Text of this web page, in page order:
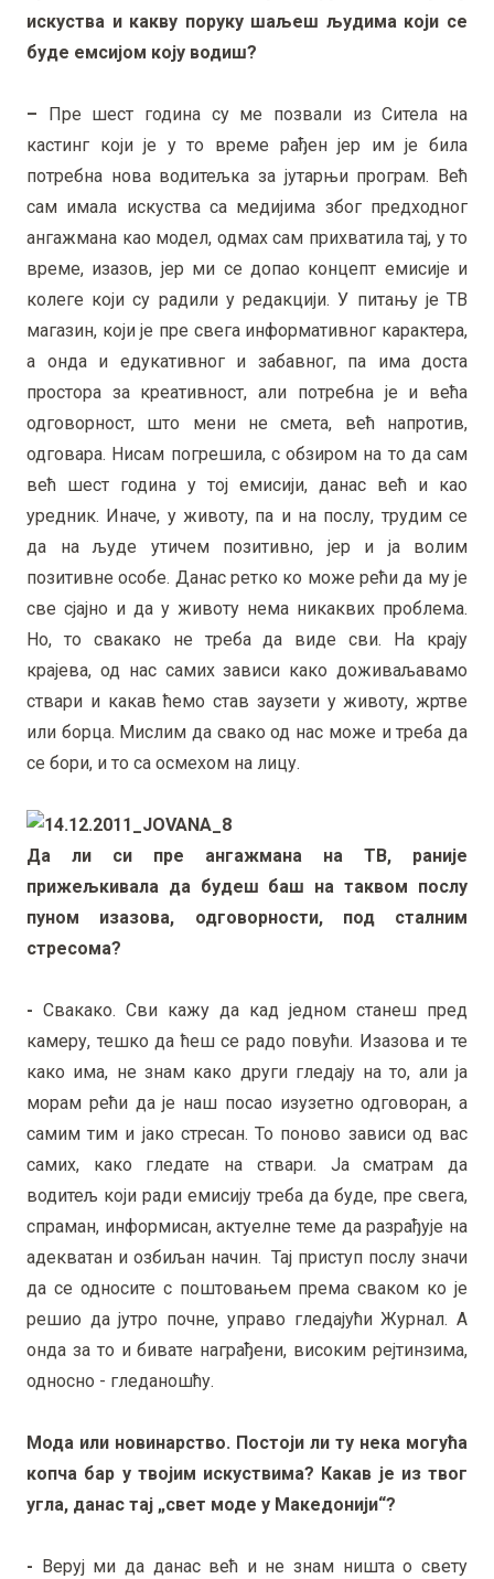
искуства и какву поруку шаљеш људима који се
буде емсијом коју водиш?
–
Пре шест година су ме позвали из Ситела на
кастинг који је у то време рађен јер им је била
потребна нова водитељка за јутарњи програм. Већ
сам имала искуства са медијима због предходног
ангажмана као модел, одмах сам прихватила тај, у то
време, изазов, јер ми се допао концепт емисије и
колеге који су радили у редакцији. У питању је ТВ
магазин, који је пре свега информативног карактера,
а онда и едукативног и забавног, па има доста
простора за креативност, али потребна је и већа
одговорност, што мени не смета, већ напротив,
одговара. Нисам погрешила, с обзиром на то да сам
већ шест година у тој емисији, данас већ и као
уредник. Иначе, у животу, па и на послу, трудим се
да на људе утичем позитивно, јер и ја волим
позитивне особе. Данас ретко ко може рећи да му је
све сјајно и да у животу нема никаквих проблема.
Но, то свакако не треба да виде сви. На крају
крајева, од нас самих зависи како доживаљавамо
ствари и какав ћемо став заузети у животу, жртве
или борца. Мислим да свако од нас може и треба да
се бори, и то са осмехом на лицу.
Да ли си пре ангажмана на ТВ, раније
прижељкивала да будеш баш на таквом послу
пуном изазова, одговорности, под сталним
стресома?
- Свакако. Сви кажу да кад једном станеш пред
камеру, тешко да ћеш се радо повући. Изазова и те
како има, не знам како други гледају на то, али ја
морам рећи да је наш посао изузетно одговоран, а
самим тим и јако стресан. То поново зависи од вас
самих, како гледате на ствари. Ја сматрам да
водитељ који ради емисију треба да буде, пре свега,
спраман, информисан, актуелне теме да разрађује на
адекватан и озбиљан начин. Тај приступ послу значи
да се односите с поштовањем према сваком ко је
решио да јутро почне, управо гледајући Журнал. А
онда за то и бивате награђени, високим рејтинзима,
односно - гледаношћу.
Мода или новинарство. Постоји ли ту нека могућа
копча бар у твојим искуствима? Какав је из твог
угла, данас тај „свет моде у Македонији“?
-
Веруј ми да данас већ и не знам ништа о свету